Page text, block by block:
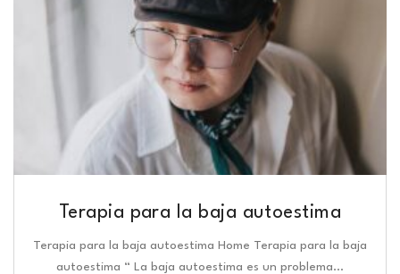
Terapia para la baja autoestima
Terapia para la baja autoestima Home Terapia para la baja
autoestima “ La baja autoestima es un problema…